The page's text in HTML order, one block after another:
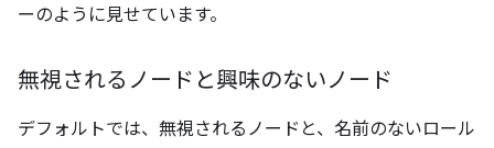
ーのように見せています。
無視されるノードと興味のないノード
デフォルトでは、無視されるノードと、名前のないロール